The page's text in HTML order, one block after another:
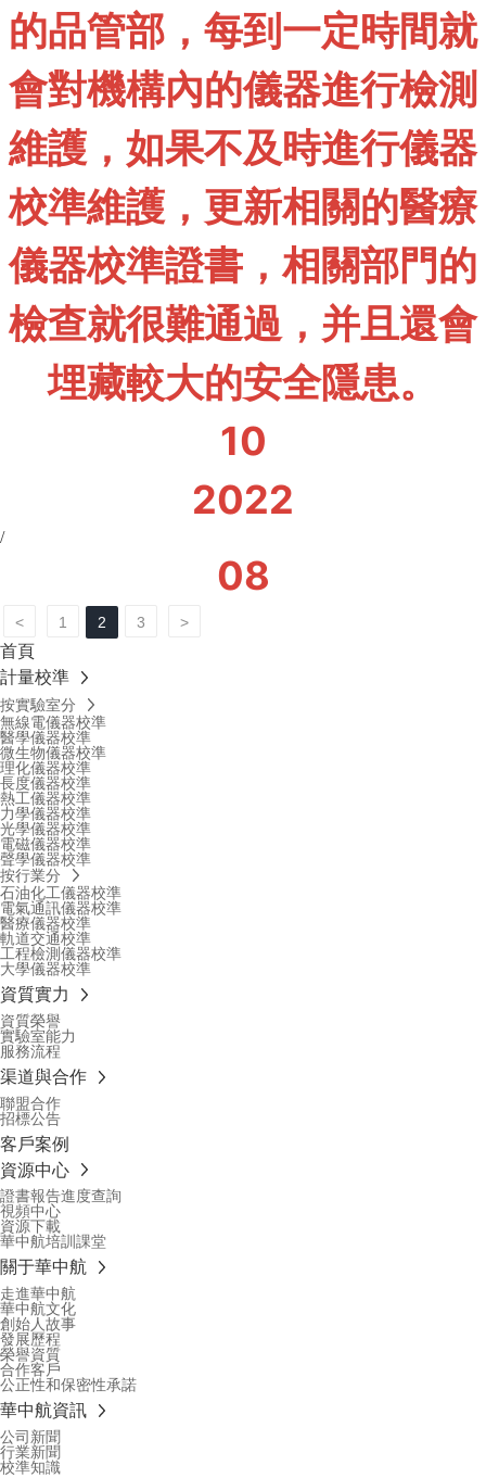
的品管部，每到一定時間就
會對機構內的儀器進行檢測
維護，如果不及時進行儀器
校準維護，更新相關的醫療
儀器校準證書，相關部門的
檢查就很難通過，并且還會
埋藏較大的安全隱患。
10
2022
/
08
< 1 2 3 >
首頁
計量校準
按實驗室分
無線電儀器校準
醫學儀器校準
微生物儀器校準
理化儀器校準
長度儀器校準
熱工儀器校準
力學儀器校準
光學儀器校準
電磁儀器校準
聲學儀器校準
按行業分
石油化工儀器校準
電氣通訊儀器校準
醫療儀器校準
軌道交通校準
工程檢測儀器校準
大學儀器校準
資質實力
資質榮譽
實驗室能力
服務流程
渠道與合作
聯盟合作
招標公告
客戶案例
資源中心
證書報告進度查詢
視頻中心
資源下載
華中航培訓課堂
關于華中航
走進華中航
華中航文化
創始人故事
發展歷程
榮譽資質
合作客戶
公正性和保密性承諾
華中航資訊
公司新聞
行業新聞
校準知識